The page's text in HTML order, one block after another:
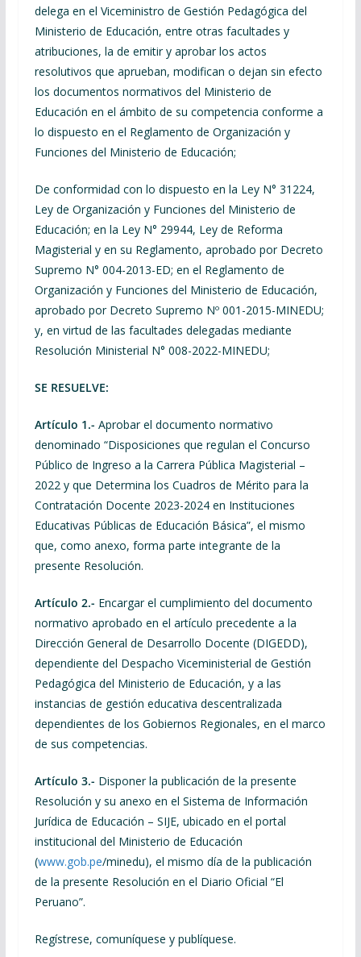
delega en el Viceministro de Gestión Pedagógica del
Ministerio de Educación, entre otras facultades y
atribuciones, la de emitir y aprobar los actos
resolutivos que aprueban, modifican o dejan sin efecto
los documentos normativos del Ministerio de
Educación en el ámbito de su competencia conforme a
lo dispuesto en el Reglamento de Organización y
Funciones del Ministerio de Educación;
De conformidad con lo dispuesto en la Ley N° 31224,
Ley de Organización y Funciones del Ministerio de
Educación; en la Ley N° 29944, Ley de Reforma
Magisterial y en su Reglamento, aprobado por Decreto
Supremo N° 004-2013-ED; en el Reglamento de
Organización y Funciones del Ministerio de Educación,
aprobado por Decreto Supremo Nº 001-2015-MINEDU;
y, en virtud de las facultades delegadas mediante
Resolución Ministerial N° 008-2022-MINEDU;
SE RESUELVE:
Artículo 1.- Aprobar el documento normativo
denominado “Disposiciones que regulan el Concurso
Público de Ingreso a la Carrera Pública Magisterial –
2022 y que Determina los Cuadros de Mérito para la
Contratación Docente 2023-2024 en Instituciones
Educativas Públicas de Educación Básica”, el mismo
que, como anexo, forma parte integrante de la
presente Resolución.
Artículo 2.- Encargar el cumplimiento del documento
normativo aprobado en el artículo precedente a la
Dirección General de Desarrollo Docente (DIGEDD),
dependiente del Despacho Viceministerial de Gestión
Pedagógica del Ministerio de Educación, y a las
instancias de gestión educativa descentralizada
dependientes de los Gobiernos Regionales, en el marco
de sus competencias.
Artículo 3.- Disponer la publicación de la presente
Resolución y su anexo en el Sistema de Información
Jurídica de Educación – SIJE, ubicado en el portal
institucional del Ministerio de Educación
(www.gob.pe/minedu), el mismo día de la publicación
de la presente Resolución en el Diario Oficial “El
Peruano”.
Regístrese, comuníquese y publíquese.